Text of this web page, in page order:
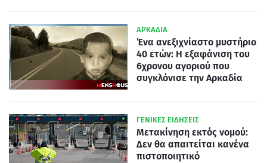
ΑΡΚΑΔΙΑ
Ένα ανεξιχνίαστο μυστήριο
40 ετών: Η εξαφάνιση του
6χρονου αγοριού που
συγκλόνισε την Αρκαδία
ΓΕΝΙΚΕΣ ΕΙΔΗΣΕΙΣ
Μετακίνηση εκτός νομού:
Δεν θα απαιτείται κανένα
πιστοποιητικό